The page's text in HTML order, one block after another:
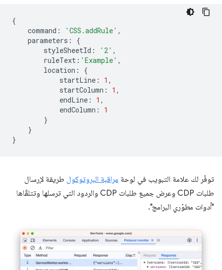
{
command : 'CSS.addRule' ,
parameters :
{
styleSheetId : '2' ,
ruleText : 'Example' ,
location :
{
startLine : 1 ,
startColumn : 1 ,
endLine : 1 ,
endColumn :
1
}
}
}
توفّر لك علامة التبويب في لوحة مراقبة البروتوكول طريقة لإرسال
طلبات CDP وعرض جميع طلبات CDP والردود التي ترسلها وتتلقّاها
"أدوات مطوّري البرامج".